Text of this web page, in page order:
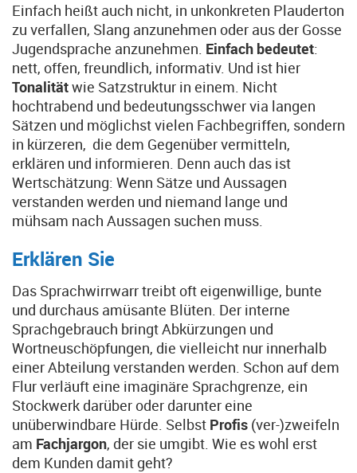
Einfach heißt auch nicht, in unkonkreten Plauderton
zu verfallen, Slang anzunehmen oder aus der Gosse
Jugendsprache anzunehmen. Einfach bedeutet:
nett, offen, freundlich, informativ. Und ist hier
Tonalitätwie Satzstruktur in einem. Nicht
hochtrabend und bedeutungsschwer via langen
Sätzen und möglichst vielen Fachbegriffen, sondern
in kürzeren, die dem Gegenüber vermitteln,
erklären und informieren. Denn auch das ist
Wertschätzung: Wenn Sätze und Aussagen
verstanden werden und niemand lange und
mühsam nach Aussagen suchen muss.
Erklären Sie
Das Sprachwirrwarr treibt oft eigenwillige, bunte
und durchaus amüsante Blüten. Der interne
Sprachgebrauch bringt Abkürzungen und
Wortneuschöpfungen, die vielleicht nur innerhalb
einer Abteilung verstanden werden. Schon auf dem
Flur verläuft eine imaginäre Sprachgrenze, ein
Stockwerk darüber oder darunter eine
unüberwindbare Hürde. Selbst Profis (ver-)zweifeln
am Fachjargon, der sie umgibt. Wie es wohl erst
dem Kunden damit geht?